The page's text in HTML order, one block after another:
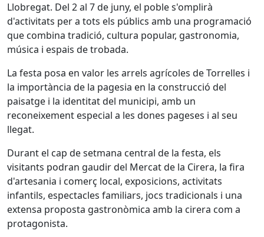
Llobregat. Del 2 al 7 de juny, el poble s'omplirà
d'activitats per a tots els públics amb una programació
que combina tradició, cultura popular, gastronomia,
música i espais de trobada.
La festa posa en valor les arrels agrícoles de Torrelles i
la importància de la pagesia en la construcció del
paisatge i la identitat del municipi, amb un
reconeixement especial a les dones pageses i al seu
llegat.
Durant el cap de setmana central de la festa, els
visitants podran gaudir del Mercat de la Cirera, la fira
d'artesania i comerç local, exposicions, activitats
infantils, espectacles familiars, jocs tradicionals i una
extensa proposta gastronòmica amb la cirera com a
protagonista.